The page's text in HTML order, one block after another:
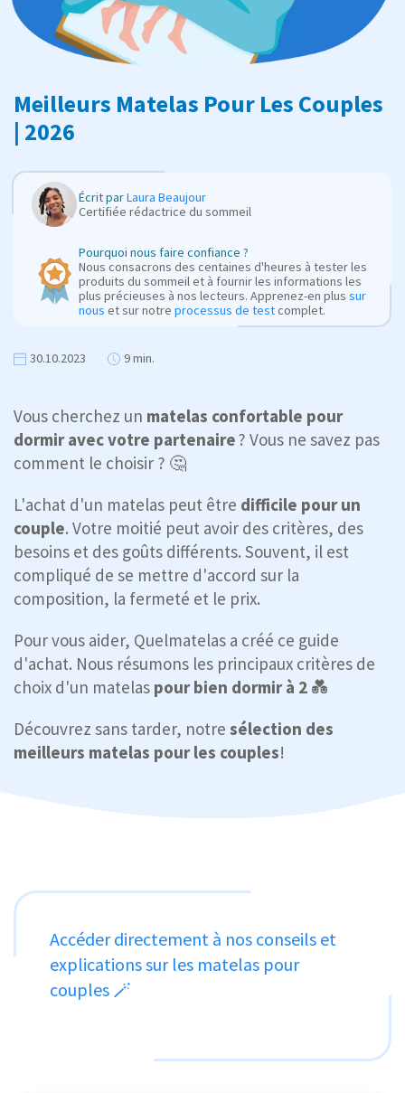
Meilleurs Matelas Pour Les Couples
| 2026
Écrit parLaura Beaujour
Certifiée rédactrice du sommeil
Pourquoi nous faire confiance ?
Nous consacrons des centaines d'heures à tester les
produits du sommeil et à fournir les informations les
plus précieuses à nos lecteurs. Apprenez-en plus sur
nous et sur notre processus de testcomplet.
30.10.2023 9 min.
Vous cherchez un matelas confortable pour
dormir avec votre partenaire? Vous ne savez pas
comment le choisir ? 🤔
L'achat d'un matelas peut être difficile pour un
couple. Votre moitié peut avoir des critères, des
besoins et des goûts différents. Souvent, il est
compliqué de se mettre d'accord sur la
composition, la fermeté et le prix.
Pour vous aider, Quelmatelas a créé ce guide
d'achat. Nous résumons les principaux critères de
choix d'un matelas pour bien dormir à 2 💑
Découvrez sans tarder, notre sélection des
meilleurs matelas pour les couples!
Accéder directement à nos conseils et
explications sur les matelas pour
couples 🪄